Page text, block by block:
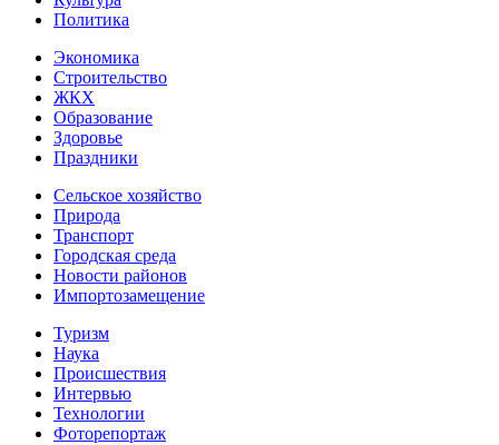
Политика
Экономика
Строительство
ЖКХ
Образование
Здоровье
Праздники
Сельское хозяйство
Природа
Транспорт
Городская среда
Новости районов
Импортозамещение
Туризм
Наука
Происшествия
Интервью
Технологии
Фоторепортаж